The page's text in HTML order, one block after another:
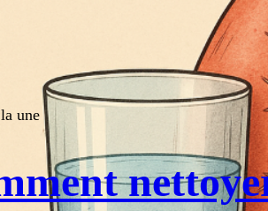
une